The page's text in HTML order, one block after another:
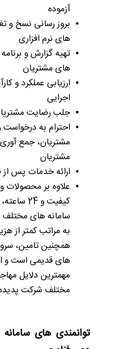
آزموده
بروز رسانی نسخ و
های نرم افزاری
تهیه گزارش و
های مشتریان
ارزیابی عملکرد و
اجرایی
جلب رضایت
احترام به درخواست
مشتریان، جمع
مشتریان
ارائه خدمات پس
علاوه بر
کیفیت و
سامانه­ های
به مراتب کمتر از
های قدیمی است و
مهمترین دلایل
مختلف شرکت
توانمندی­ های